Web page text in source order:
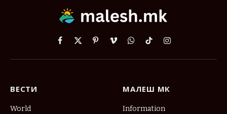
Facebook
X
PinterestVimeoWhatsApp
TikTokInstagram
ВЕСТИ
World
МАЛЕШ МК
Information